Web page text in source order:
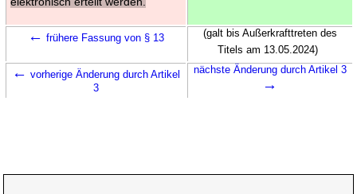
← frühere Fassung von § 13
(galt bis Außerkrafttreten des
Titels am 13.05.2024)
← vorherige Änderung durch Artikel
3
nächste Änderung durch Artikel 3
→